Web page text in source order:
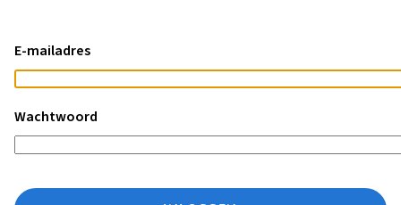
E-mailadres
Wachtwoord